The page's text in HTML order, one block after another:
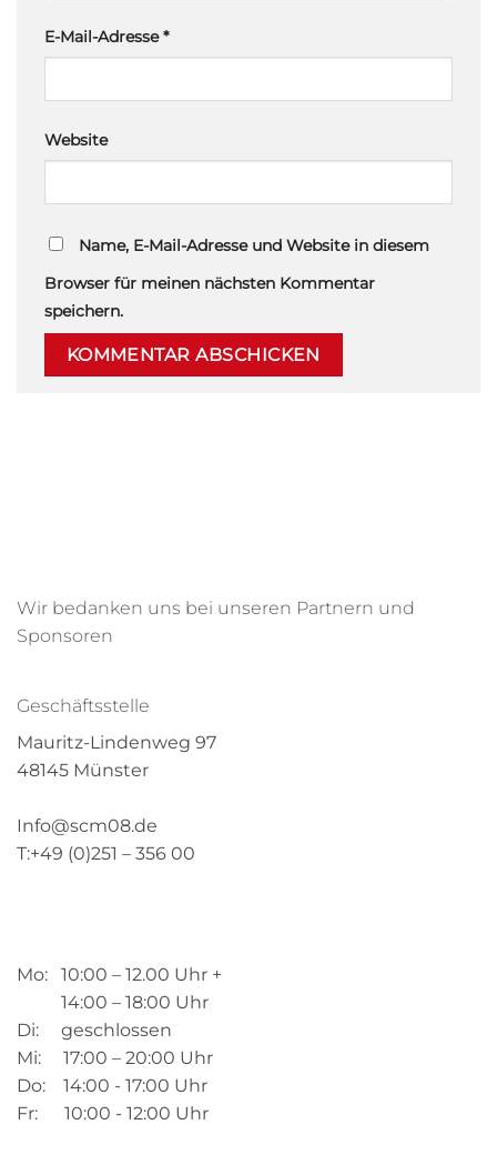
E-Mail-Adresse*
Website
Name, E-Mail-Adresse und Website in diesem
Browser für meinen nächsten Kommentar
speichern.
Wir bedanken uns bei unseren Partnern und
Sponsoren
Geschäftsstelle
Mauritz-Lindenweg 97
48145 Münster
Info@scm08.de
T:+49 (0)251 – 356 00
Mo: 10:00 – 12.00 Uhr +
14:00 – 18:00 Uhr
Di: geschlossen
Mi: 17:00 – 20:00 Uhr
Do: 14:00 - 17:00 Uhr
Fr: 10:00 - 12:00 Uhr